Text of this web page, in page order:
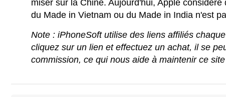
miser sur la Chine. Aujourd'hui, Apple
du Made in Vietnam ou du Made in India n'est
Note : iPhoneSoft utilise des liens affiliés
cliquez sur un lien et effectuez un achat, il se
commission, ce qui nous aide à maintenir ce